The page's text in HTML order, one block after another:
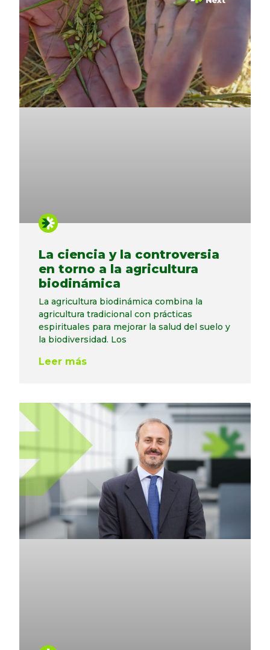
La ciencia y la controversia
en torno a la agricultura
biodinámica
La agricultura biodinámica combina la
agricultura tradicional con prácticas
espirituales para mejorar la salud del suelo y
la biodiversidad. Los
Leer más